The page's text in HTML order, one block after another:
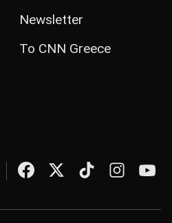
Newsletter
Το CNN Greece